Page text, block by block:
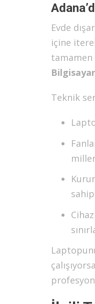
Evde
içine
tamamen
Bilgisayar
Teknik